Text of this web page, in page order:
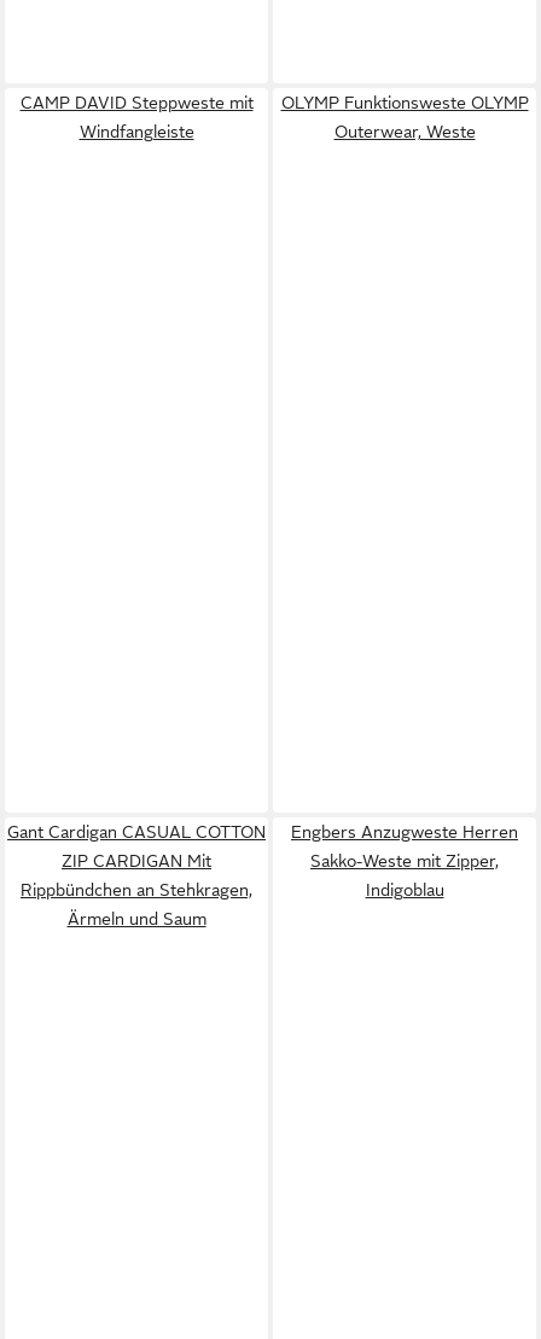
CAMP DAVID Steppweste mit
Windfangleiste
OLYMP Funktionsweste OLYMP
Outerwear, Weste
Gant Cardigan CASUAL COTTON
ZIP CARDIGAN Mit
Rippbündchen an Stehkragen,
Ärmeln und Saum
Engbers Anzugweste Herren
Sakko-Weste mit Zipper,
Indigoblau